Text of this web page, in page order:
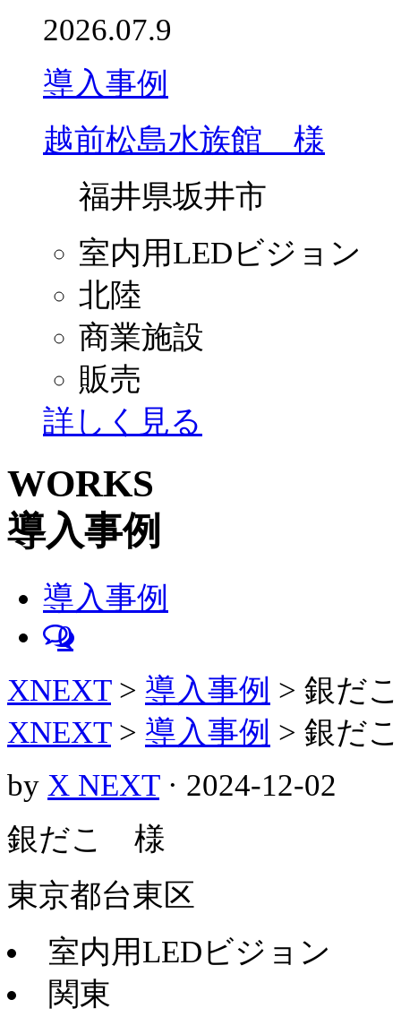
2026.07.9
導入事例
越前松島水族館 様
福井県坂井市
室内用LEDビジョン
北陸
商業施設
販売
詳しく見る
WORKS
導入事例
導入事例
0
XNEXT> 導入事例 > 銀だ
XNEXT> 導入事例 > 銀だ
by X NEXT· 2024-12-02
銀だこ 様
東京都台東区
室内用LEDビジョン
関東